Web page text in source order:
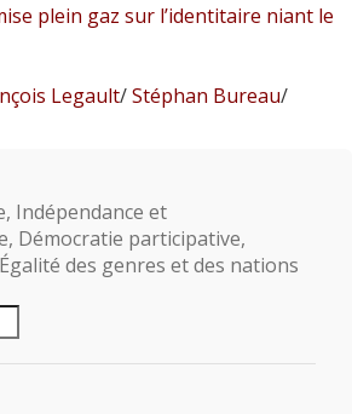
plein gaz sur l’identitaire niant le
Legault/Stéphan Bureau/
Indépendance et
Démocratie participative,
des genres et des nations